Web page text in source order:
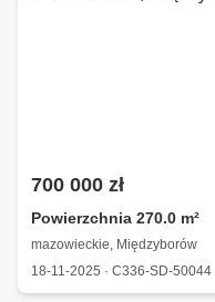
700 000 zł
Powierzchnia 270.0 m²
mazowieckie, Międzyborów
18-11-2025 · C336-SD-50044